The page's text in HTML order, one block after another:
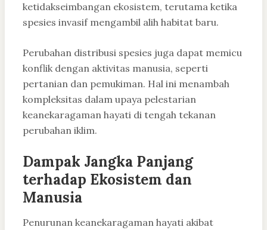
ketidakseimbangan ekosistem, terutama ketika
spesies invasif mengambil alih habitat baru.
Perubahan distribusi spesies juga dapat memicu
konflik dengan aktivitas manusia, seperti
pertanian dan pemukiman. Hal ini menambah
kompleksitas dalam upaya pelestarian
keanekaragaman hayati di tengah tekanan
perubahan iklim.
Dampak Jangka Panjang
terhadap Ekosistem dan
Manusia
Penurunan keanekaragaman hayati akibat